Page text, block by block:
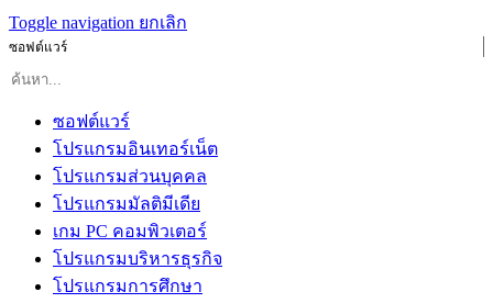
Toggle navigation ยกเลิก
ซอฟต์แวร์
ซอฟต์แวร์
โปรแกรมอินเทอร์เน็ต
โปรแกรมส่วนบุคคล
โปรแกรมมัลติมีเดีย
เกม PC คอมพิวเตอร์
โปรแกรมบริหารธุรกิจ
โปรแกรมการศึกษา